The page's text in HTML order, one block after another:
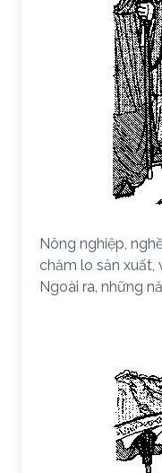
Nông nghiệp,
chăm lo sản xuất,
Ngoài ra, những